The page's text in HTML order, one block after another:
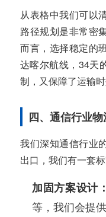
从表格中我们可以
路径规划是非常密
而言，选择稳定的
达喀尔航线，34天
制，又保障了运输时
四、通信行业
我们深知通信行业
出口，我们有一套
加固方案设计
等，我们会提